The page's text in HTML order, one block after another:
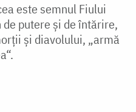
este semnul Fiului
putere și de întărire,
și diavolului, „armă